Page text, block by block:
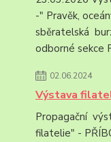
-" Pravěk,
sběratelská
odborné sekce
02.06.2024
Výstava
Propagační
filatelie" -